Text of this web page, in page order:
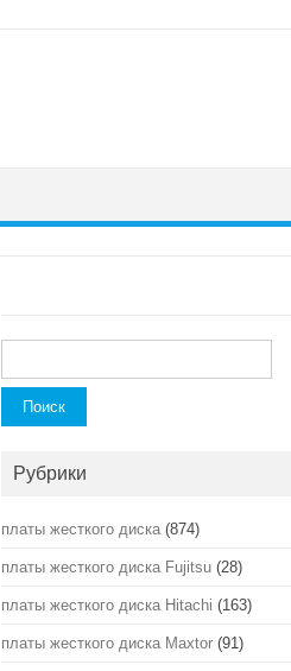
Рубрики
платы жесткого диска (874)
платы жесткого диска Fujitsu (28)
платы жесткого диска Hitachi (163)
платы жесткого диска Maxtor (91)